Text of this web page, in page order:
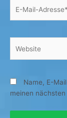
Mail-
Name, E-
meinen